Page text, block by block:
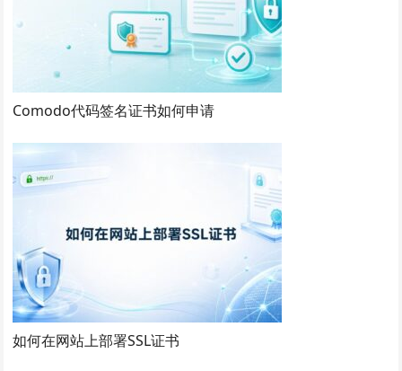
Comodo代码签名证书如何申请
如何在网站上部署SSL证书